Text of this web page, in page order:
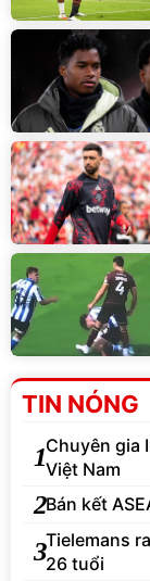
TIN NÓNG
1Chuyên gia
Việt Nam
2Bán kết
3Tielemans
26 tuổi